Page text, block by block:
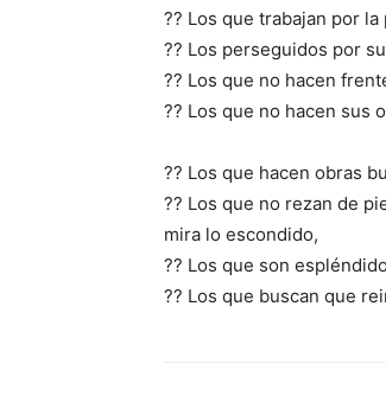
?? Los que trabajan por la
?? Los perseguidos por
?? Los que no hacen
?? Los que no hacen sus
?? Los que hacen obras
?? Los que no rezan de
mira lo escondido,
?? Los que son
?? Los que buscan que